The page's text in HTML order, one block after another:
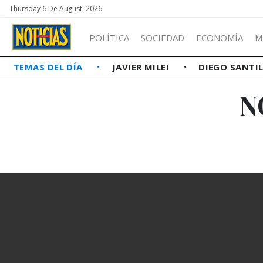
Thursday 6 De August, 2026
POLÍTICA SOCIEDAD ECONOMÍA
TEMAS DEL DÍA JAVIER MILEI DIEGO